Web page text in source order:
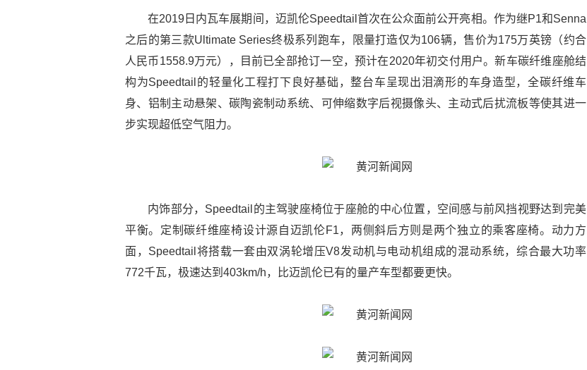
在2019日内瓦车展期间，迈凯伦Speedtail首次在公众面前公开亮相。作为继P1和Senna
之后的第三款Ultimate Series终极系列跑车，限量打造仅为106辆，售价为175万英镑（约合
人民币1558.9万元），目前已全部抢订一空，预计在2020年初交付用户。新车碳纤维座舱结
构为Speedtail的轻量化工程打下良好基础，整台车呈现出泪滴形的车身造型，全碳纤维车
身、铝制主动悬架、碳陶瓷制动系统、可伸缩数字后视摄像头、主动式后扰流板等使其进一
步实现超低空气阻力。
内饰部分，Speedtail的主驾驶座椅位于座舱的中心位置，空间感与前风挡视野达到完美
平衡。定制碳纤维座椅设计源自迈凯伦F1，两侧斜后方则是两个独立的乘客座椅。动力方
面，Speedtail将搭载一套由双涡轮增压V8发动机与电动机组成的混动系统，综合最大功率
772千瓦，极速达到403km/h，比迈凯伦已有的量产车型都要更快。